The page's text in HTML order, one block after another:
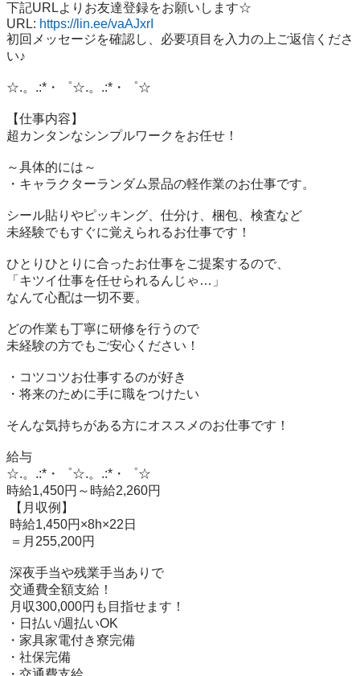
下記URLよりお友達登録をお願いします☆
URL: https://lin.ee/vaAJxrI
初回メッセージを確認し、必要項目を入力の上ご返信くださ
い♪
☆.。.:*・゜☆.。.:*・゜☆
【仕事内容】
超カンタンなシンプルワークをお任せ！
～具体的には～
・キャラクターランダム景品の軽作業のお仕事です。
シール貼りやピッキング、仕分け、梱包、検査など
未経験でもすぐに覚えられるお仕事です！
ひとりひとりに合ったお仕事をご提案するので、
「キツイ仕事を任せられるんじゃ…」
なんて心配は一切不要。
どの作業も丁寧に研修を行うので
未経験の方でもご安心ください！
・コツコツお仕事するのが好き
・将来のために手に職をつけたい
そんな気持ちがある方にオススメのお仕事です！
給与
☆.。.:*・゜☆.。.:*・゜☆
時給1,450円～時給2,260円
・日払い/週払いOK
・家具家電付き寮完備
・社保完備